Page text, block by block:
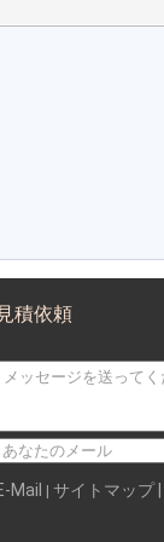
見積依頼
Mail サイトマップ